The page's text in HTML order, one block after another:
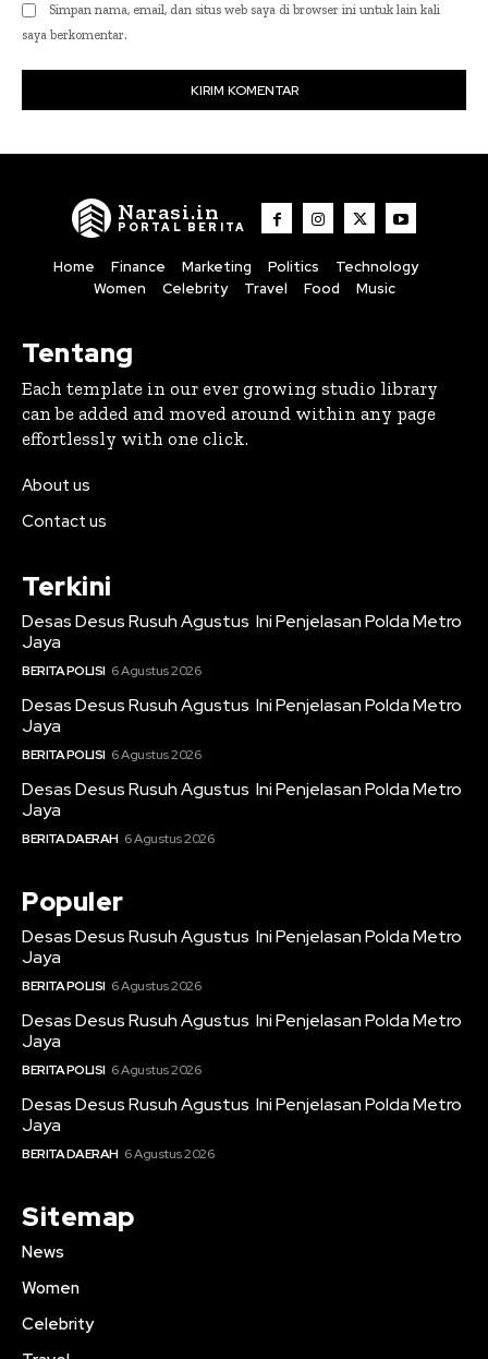
Simpan nama, email, dan situs web saya di browser ini untuk lain kali
saya berkomentar.
Narasi.in
PORTAL BERITA
Home Finance Marketing Politics
Technology
Women
Celebrity Travel Food Music
Tentang
Each template in our ever growing studio library
can be added and moved around within any page
effortlessly with one click.
About us
Contact us
Terkini
Desas Desus Rusuh Agustus Ini Penjelasan Polda Metro
Jaya
BERITA POLISI 6 Agustus 2026
Desas Desus Rusuh Agustus Ini Penjelasan Polda Metro
Jaya
BERITA POLISI 6 Agustus 2026
Desas Desus Rusuh Agustus Ini Penjelasan Polda Metro
Jaya
BERITA DAERAH 6 Agustus 2026
Populer
Desas Desus Rusuh Agustus Ini Penjelasan Polda Metro
Jaya
BERITA POLISI 6 Agustus 2026
Desas Desus Rusuh Agustus Ini Penjelasan Polda Metro
Jaya
BERITA POLISI 6 Agustus 2026
Desas Desus Rusuh Agustus Ini Penjelasan Polda Metro
Jaya
BERITA DAERAH 6 Agustus 2026
Sitemap
News
Women
Celebrity